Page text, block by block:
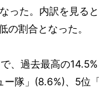
った。内訳を見る
の割合となった。
、過去最高の
ー隊」(8.6%)、5位